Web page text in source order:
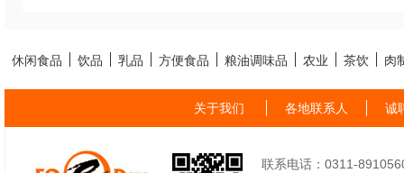
休闲食品 饮品 乳品 方便食品 粮油调味品 农业 茶饮 肉
关于我们 各地联系人 诚
联系电话：0311-